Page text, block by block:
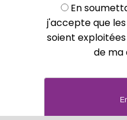
En
j'accepte que
soient
de ma